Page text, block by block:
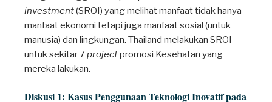
investment(SROI) yang melihat manfaat tidak hanya
manfaat ekonomi tetapi juga manfaat sosial (untuk
manusia) dan lingkungan. Thailand melakukan SROI
untuk sekitar 7projectpromosi Kesehatan yang
mereka lakukan.
Diskusi 1: Kasus Penggunaan Teknologi Inovatif pada